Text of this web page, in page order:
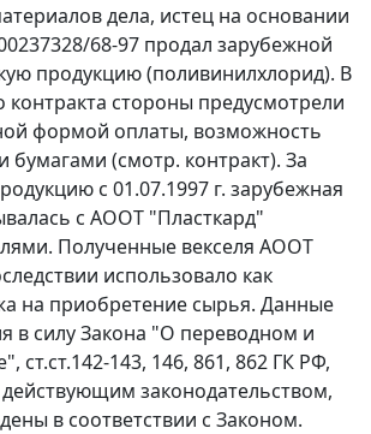
дела, истец на основании
68-97 продал зарубежной
продукцию (поливинилхлорид). В
контракта стороны предусмотрели
формой оплаты, возможность
(смотр. контракт). За
с 01.07.1997 г. зарубежная
с АООТ "Пласткард"
Полученные векселя АООТ
использовало как
на приобретение сырья. Данные
в силуЗакона "О переводном и
ст.ст.142-143, 146, 861, 862 ГК РФ,
законодательством,
в соответствии с Законом.